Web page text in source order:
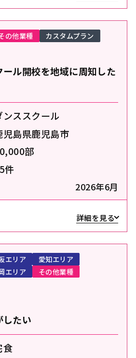
ル開校を地域に周知した
ンススクール
児島県鹿児島市
部
件
2026年6月
の他業種 カスタムプラン
詳細を見る
したい
食
エリア
愛知エリア
エリア
その他業種